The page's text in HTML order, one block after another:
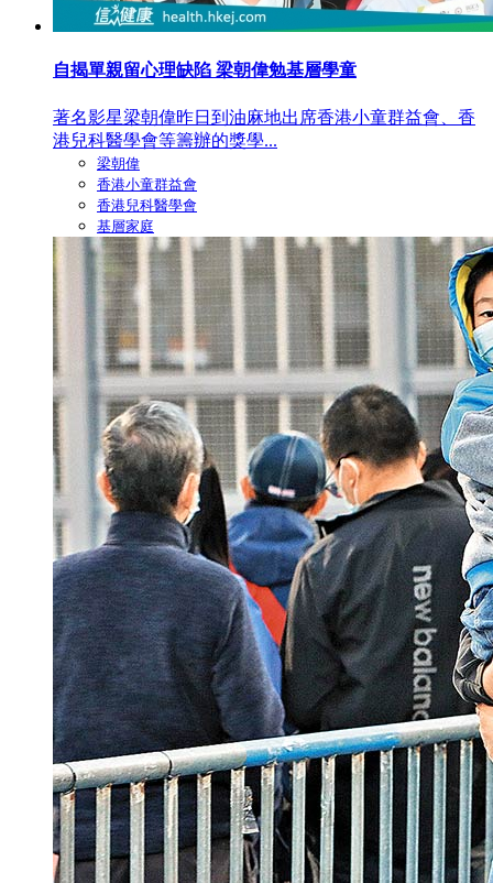
自揭單親留心理缺陷 梁朝偉勉基層學童
著名影星梁朝偉昨日到油麻地出席香港小童群益會、香
港兒科醫學會等籌辦的獎學...
梁朝偉
香港小童群益會
香港兒科醫學會
基層家庭